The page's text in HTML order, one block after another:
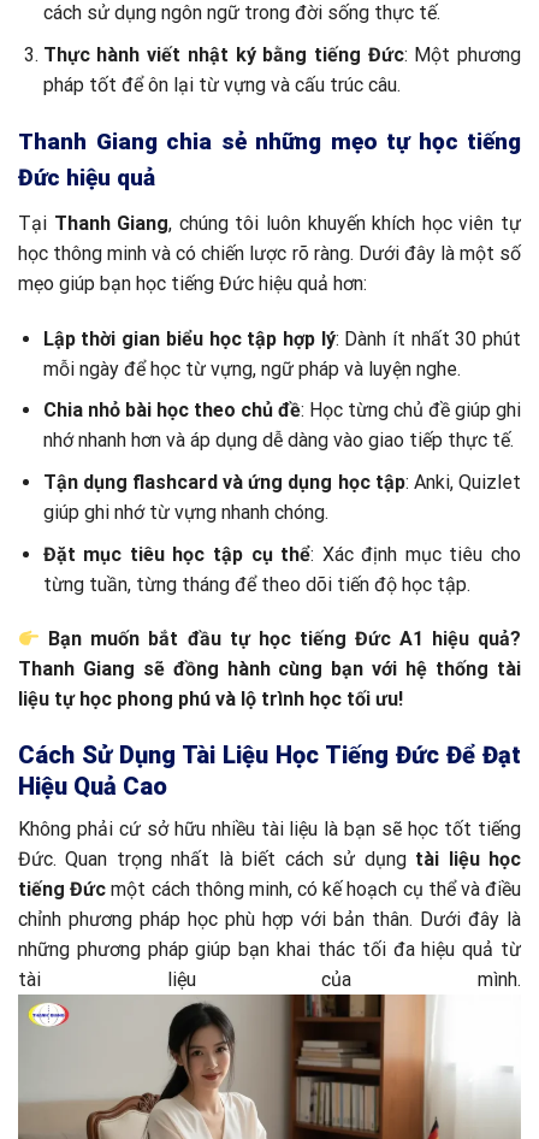
cách sử dụng ngôn ngữ trong đời sống thực tế.
Thực hành viết nhật ký bằng tiếng Đức: Một phương
pháp tốt để ôn lại từ vựng và cấu trúc câu.
Thanh Giang chia sẻ những mẹo tự học tiếng
Đức hiệu quả
Tại Thanh Giang, chúng tôi luôn khuyến khích học viên tự
học thông minh và có chiến lược rõ ràng. Dưới đây là một số
mẹo giúp bạn học tiếng Đức hiệu quả hơn:
Lập thời gian biểu học tập hợp lý: Dành ít nhất 30 phút
mỗi ngày để học từ vựng, ngữ pháp và luyện nghe.
Chia nhỏ bài học theo chủ đề: Học từng chủ đề giúp ghi
nhớ nhanh hơn và áp dụng dễ dàng vào giao tiếp thực tế.
Tận dụng flashcard và ứng dụng học tập: Anki, Quizlet
giúp ghi nhớ từ vựng nhanh chóng.
Đặt mục tiêu học tập cụ thể: Xác định mục tiêu cho
từng tuần, từng tháng để theo dõi tiến độ học tập.
Bạn muốn bắt đầu tự học tiếng Đức A1 hiệu quả?
Thanh Giang sẽ đồng hành cùng bạn với hệ thống tài
liệu tự học phong phú và lộ trình học tối ưu!
Cách Sử Dụng Tài Liệu Học Tiếng Đức Để Đạt
Hiệu Quả Cao
Không phải cứ sở hữu nhiều tài liệu là bạn sẽ học tốt tiếng
Đức. Quan trọng nhất là biết cách sử dụng tài liệu học
tiếng Đức một cách thông minh, có kế hoạch cụ thể và điều
chỉnh phương pháp học phù hợp với bản thân. Dưới đây là
những phương pháp giúp bạn khai thác tối đa hiệu quả từ
tài liệu của mình.